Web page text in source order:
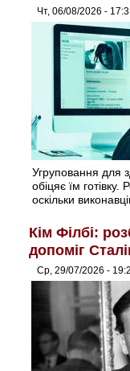
Чт, 06/08/2026 -
Угруповання для
обіцяє їм
оскільки
Кім Філбі:
допоміг
Ср, 29/07/2026 -